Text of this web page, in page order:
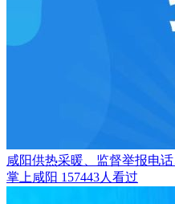
咸阳供热采暖、监督举报电
掌上咸阳 157443人看过